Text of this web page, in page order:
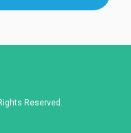
Reserved.